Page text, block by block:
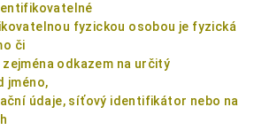
fyzickou osobou je fyzická
či
odkazem na určitý
jméno,
údaje, síťový identifikátor nebo na